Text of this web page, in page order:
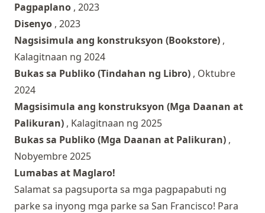
Pagpaplano , 2023
Disenyo , 2023
Nagsisimula ang konstruksyon (Bookstore) ,
Kalagitnaan ng 2024
Bukas sa Publiko (Tindahan ng Libro) , Oktubre
2024
Magsisimula ang konstruksyon (Mga Daanan at
Palikuran) , Kalagitnaan ng 2025
Bukas sa Publiko (Mga Daanan at Palikuran) ,
Nobyembre 2025
Lumabas at Maglaro!
Salamat sa pagsuporta sa mga pagpapabuti ng
parke sa inyong mga parke sa San Francisco! Para